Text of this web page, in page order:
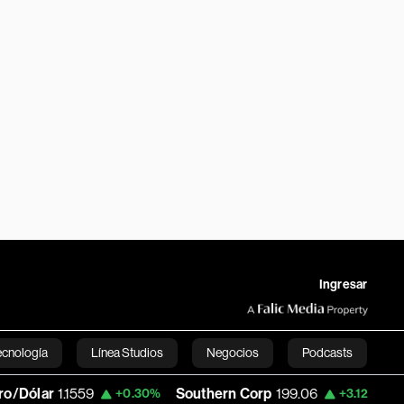
Ingresar
Línea Studios Negocios Podcasts
English
1.1559 +0.30% Southern Corp 199.06 +3.12% Copa